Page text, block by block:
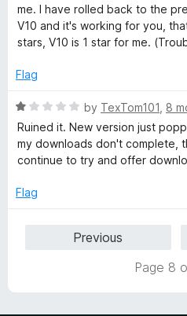
u
t
5
t
e
d
o
t
o
me. I have rolled back to the
V10 and it's working for you,
stars, V10 is 1 star for me.
Flag
R
a
t
e
1
by TexTom101 8
Ruined it. New version just
my downloads don't complete,
continue to try and offer
Flag
Previous
Page 8